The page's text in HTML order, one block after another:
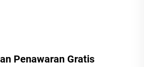
Penawaran Gratis